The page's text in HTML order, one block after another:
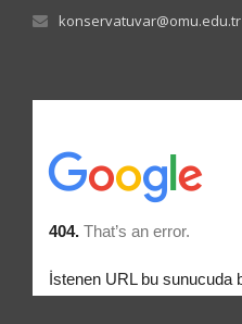
konservatuvar@omu.edu.tr